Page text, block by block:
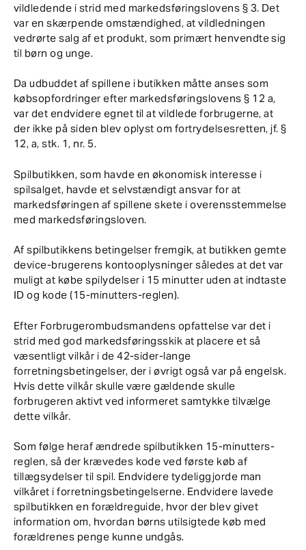
vildledende i strid med markedsføringslovens § 3. Det
var en skærpende omstændighed, at vildledningen
vedrørte salg af et produkt, som primært henvendte sig
til børn og unge.
Da udbuddet af spillene i butikken måtte anses som
købsopfordringer efter markedsføringslovens § 12 a,
var det endvidere egnet til at vildlede forbrugerne, at
der ikke på siden blev oplyst om fortrydelsesretten, jf. §
12, a, stk. 1, nr. 5.
Spilbutikken, som havde en økonomisk interesse i
spilsalget, havde et selvstændigt ansvar for at
markedsføringen af spillene skete i overensstemmelse
med markedsføringsloven.
Af spilbutikkens betingelser fremgik, at butikken gemte
device-brugerens kontooplysninger således at det var
muligt at købe spilydelser i 15 minutter uden at indtaste
ID og kode (15-minutters-reglen).
Efter Forbrugerombudsmandens opfattelse var det i
strid med god markedsføringsskik at placere et så
væsentligt vilkår i de 42-sider-lange
forretningsbetingelser, der i øvrigt også var på engelsk.
Hvis dette vilkår skulle være gældende skulle
forbrugeren aktivt ved informeret samtykke tilvælge
dette vilkår.
Som følge heraf ændrede spilbutikken 15-minutters-
reglen, så der krævedes kode ved første køb af
tillægsydelser til spil. Endvidere tydeliggjorde man
vilkåret i forretningsbetingelserne. Endvidere lavede
spilbutikken en forældreguide, hvor der blev givet
information om, hvordan børns utilsigtede køb med
forældrenes penge kunne undgås.